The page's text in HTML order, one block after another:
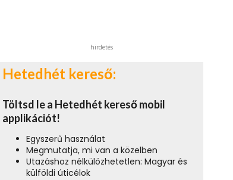
hirdetés
Hetedhét kereső:
Töltsd le a Hetedhét kereső mobil
applikációt!
Egyszerű használat
Megmutatja, mi van a közelben
Utazáshoz nélkülözhetetlen: Magyar és
külföldi úticélok